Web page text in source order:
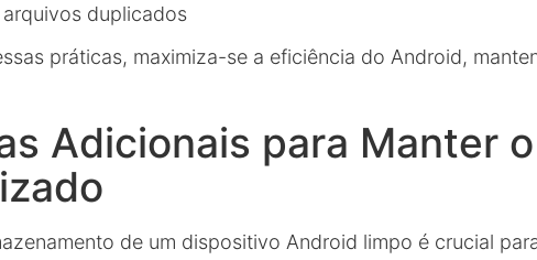
duplicados
práticas, maximiza-se a eficiência do Android,
Adicionais para Manter
de um dispositivo Android limpo é crucial